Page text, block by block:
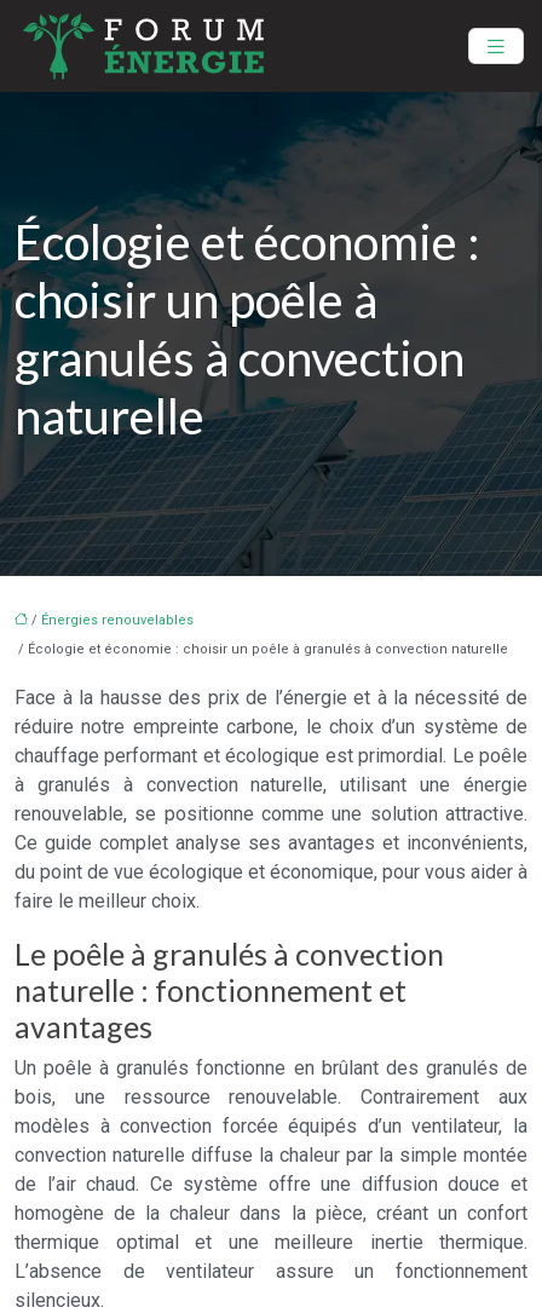
Écologie et économie :
choisir un poêle à
granulés à convection
naturelle
/ Énergies renouvelables
/ Écologie et économie : choisir un poêle à granulés à convection naturelle
Face à la hausse des prix de l’énergie et à la nécessité de
réduire notre empreinte carbone, le choix d’un système de
chauffage performant et écologique est primordial. Le poêle
à granulés à convection naturelle, utilisant une énergie
renouvelable, se positionne comme une solution attractive.
Ce guide complet analyse ses avantages et inconvénients,
du point de vue écologique et économique, pour vous aider à
faire le meilleur choix.
Le poêle à granulés à convection
naturelle : fonctionnement et
avantages
Un poêle à granulés fonctionne en brûlant des granulés de
bois, une ressource renouvelable. Contrairement aux
modèles à convection forcée équipés d’un ventilateur, la
convection naturelle diffuse la chaleur par la simple montée
de l’air chaud. Ce système offre une diffusion douce et
homogène de la chaleur dans la pièce, créant un confort
thermique optimal et une meilleure inertie thermique.
L’absence de ventilateur assure un fonctionnement
silencieux.